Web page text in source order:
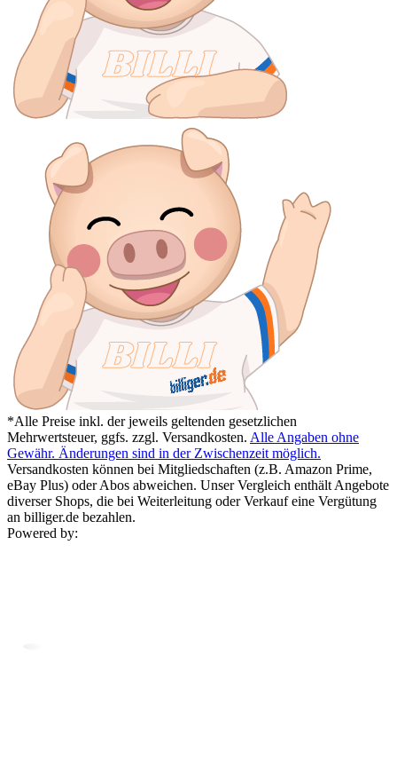
*Alle Preise inkl. der jeweils geltenden gesetzlichen
Mehrwertsteuer, ggfs. zzgl. Versandkosten. Alle Angaben ohne
Gewähr. Änderungen sind in der Zwischenzeit möglich.
Versandkosten können bei Mitgliedschaften (z.B. Amazon Prime,
eBay Plus) oder Abos abweichen. Unser Vergleich enthält Angebote
diverser Shops, die bei Weiterleitung oder Verkauf eine Vergütung
an billiger.de bezahlen.
Powered by: